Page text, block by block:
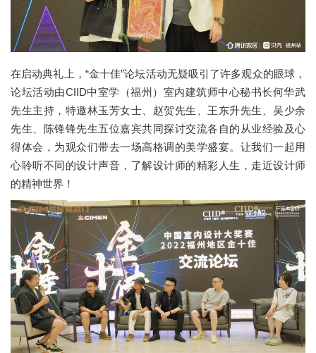
在启动典礼上，“金十佳”论坛活动无疑吸引了许多观众的眼球，
论坛活动由CIID中室学（福州）室内建筑师中心秘书长何华武
先生主持，特邀林玉芳女士、赵贺先生、王东升先生、吴少余
先生、陈锋锋先生五位嘉宾共同探讨交流各自的从业经验及心
得体会，为观众们带去一场高格调的美学盛宴。让我们一起用
心聆听不同的设计声音，了解设计师的精彩人生，走近设计师
的精神世界！